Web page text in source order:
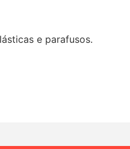
e parafusos.